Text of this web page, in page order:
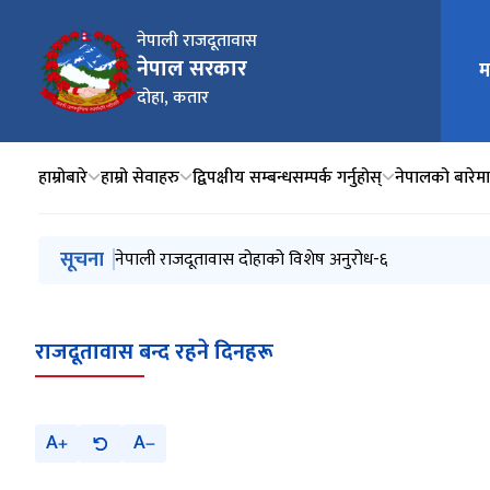
नेपाली राजदूतावास
नेपाल सरकार
दोहा, कतार
मुख्य
हाम्रोबारे हाम्रो सेवाहरु द्विपक्षीय सम्बन्धसम्पर्क गर्नुहोस् नेपालको बारेमा
मुख्य नेभिगेसनमा जानुहोस्
सूचना प्रेस विज्ञप्ति- बुद्ध पूर्णिमा २०८३
नेपाली राजदूतावास दोहाको विशेष अनुरोध-६
नेपाली राजदूतावास, दोहाको विशेष अनुरोध-५
नेपाली राजदूतावास, दोहाको विशेष अनुरोध-४
नेपाली राजदूतावास, दोहाको विशेष अनुरोध-३
राजदूतावास बन्द रहने दिनहरू
A A